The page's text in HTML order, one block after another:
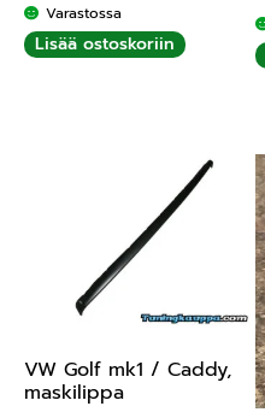
Varastossa
Lisää ostoskoriin
VW Golf mk1 / Caddy,
maskilippa